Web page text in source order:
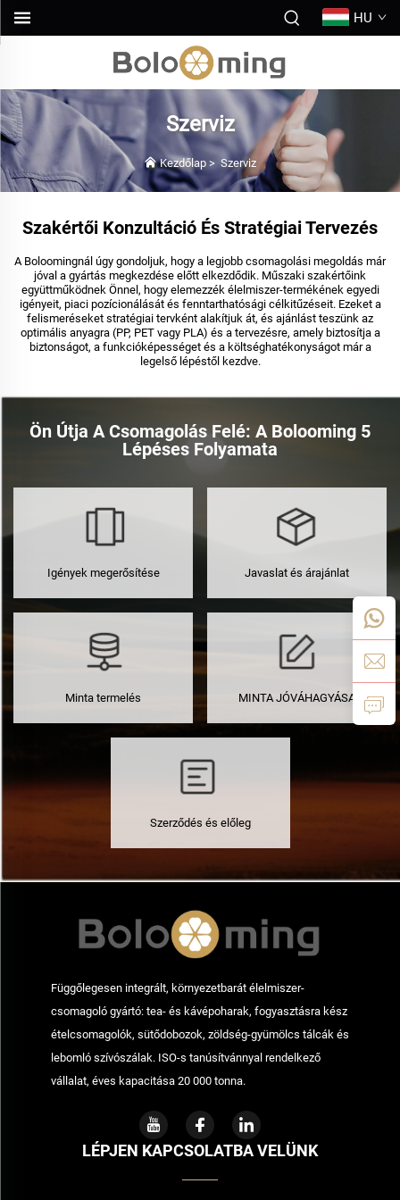
HU
Szerviz
Kezdőlap >Szerviz
Szakértői Konzultáció És Stratégiai Tervezés
A Boloomingnál úgy gondoljuk, hogy a legjobb csomagolási megoldás már
jóval a gyártás megkezdése előtt elkezdődik. Műszaki szakértőink
együttműködnek Önnel, hogy elemezzék élelmiszer-termékének egyedi
igényeit, piaci pozícionálását és fenntarthatósági célkitűzéseit. Ezeket a
felismeréseket stratégiai tervként alakítjuk át, és ajánlást teszünk az
optimális anyagra (PP, PET vagy PLA) és a tervezésre, amely biztosítja a
biztonságot, a funkcióképességet és a költséghatékonyságot már a
legelső lépéstől kezdve.
Ön Útja A Csomagolás Felé: A Bolooming 5
Lépéses Folyamata
Igények megerősítése Javaslat és árajánlat
Minta termelés MINTA JÓVÁHAGYÁSA
Szerződés és előleg
Függőlegesen integrált, környezetbarát élelmiszer-
csomagoló gyártó: tea- és kávépoharak, fogyasztásra kész
ételcsomagolók, sütődobozok, zöldség-gyümölcs tálcák és
lebomló szívószálak. ISO-s tanúsítvánnyal rendelkező
vállalat, éves kapacitása 20 000 tonna.
LÉPJEN KAPCSOLATBA VELÜNK